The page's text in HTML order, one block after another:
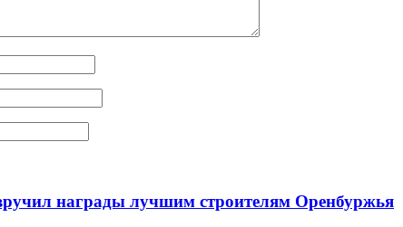
награды лучшим строителям Оренбуржья